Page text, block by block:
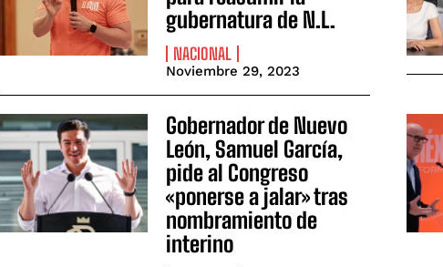
gubernatura de N.L.
NACIONAL
Noviembre 29, 2023
Gobernador de Nuevo
León, Samuel García,
pide al Congreso
«ponerse a jalar» tras
nombramiento de
interino